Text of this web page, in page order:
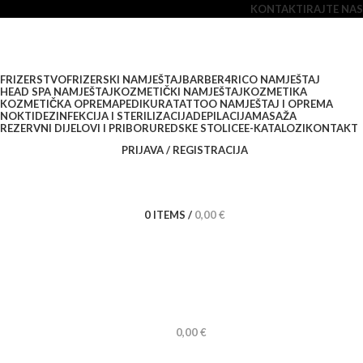
KONTAKTIRAJTE NAS
FRIZERSTVOFRIZERSKI NAMJEŠTAJBARBER4RICO NAMJEŠTAJ
HEAD SPA NAMJEŠTAJKOZMETIČKI NAMJEŠTAJKOZMETIKA
KOZMETIČKA OPREMAPEDIKURATATTOO NAMJEŠTAJ I OPREMA
NOKTIDEZINFEKCIJA I STERILIZACIJADEPILACIJAMASAŽA
REZERVNI DIJELOVI I PRIBORUREDSKE STOLICEE-KATALOZIKONTAKT
PRIJAVA / REGISTRACIJA
0 ITEMS / 0,00€
0,00€